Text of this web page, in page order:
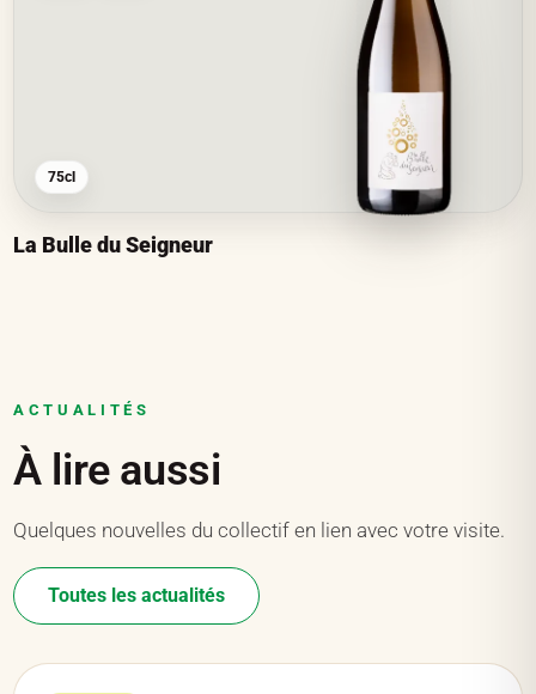
75cl
La Bulle du Seigneur
ACTUALITÉS
À lire aussi
Quelques nouvelles du collectif en lien avec votre visite.
Toutes les actualités